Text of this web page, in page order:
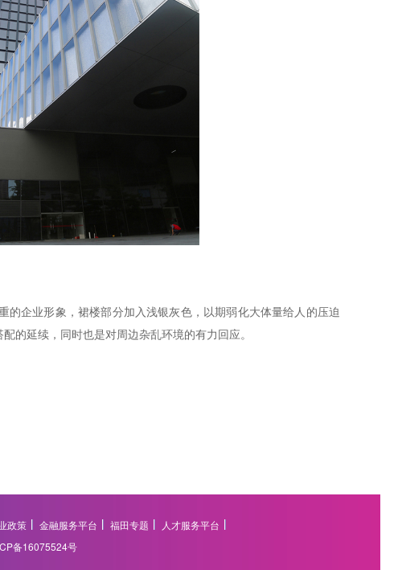
企业形象，裙楼部分加入浅银灰色，以期弱化大体量给人的压迫
的延续，同时也是对周边杂乱环境的有力回应。
政策 金融服务平台 福田专题
人才服务平台
备16075524号